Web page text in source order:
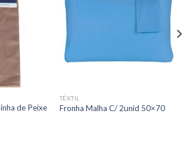
de Peixe
TÊXTIL
Fronha Malha C/ 2unid 50×70